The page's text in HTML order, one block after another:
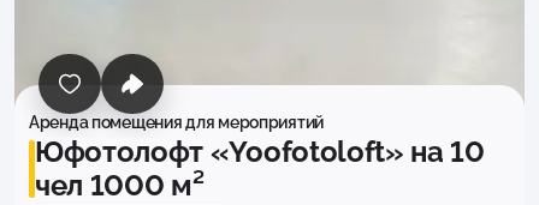
Все фото
Аренда помещения для мероприятий
Юфотолофт «Yoofotoloft» на 10
чел 1000 м²